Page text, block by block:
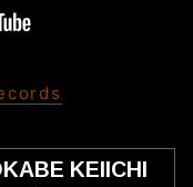
KEIICHI